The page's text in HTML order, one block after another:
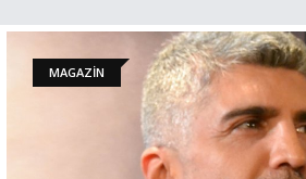
MAGAZİN